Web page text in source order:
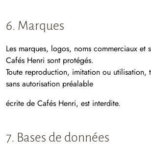
6. Marques
Les marques, logos, noms commerciaux et
Cafés Henri sont protégés.
Toute reproduction, imitation ou utilisation,
sans autorisation préalable
écrite de Cafés Henri, est interdite.
7. Bases de données